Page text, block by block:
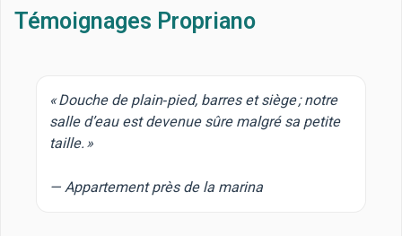
Témoignages Propriano
« Douche de plain‑pied, barres et siège ; notre
salle d’eau est devenue sûre malgré sa petite
taille. »
— Appartement près de la marina